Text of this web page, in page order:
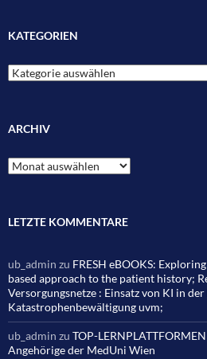
KATEGORIEN
Kategorien
ARCHIV
Archiv
LETZTE KOMMENTARE
ub_admin zu FRESH eBOOKS:
based approach to the patient history;
Versorgungsnetze : Einsatz von KI in
Katastrophenbewältigung uvm;
ub_admin zu TOP-
Angehörige der MedUni Wien